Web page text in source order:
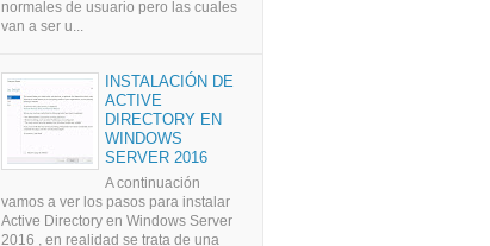
normales de usuario pero las cuales
van a ser u...
INSTALACIÓN DE
ACTIVE
DIRECTORY EN
WINDOWS
SERVER 2016
A continuación
vamos a ver los pasos para instalar
Active Directory en Windows Server
2016 , en realidad se trata de una